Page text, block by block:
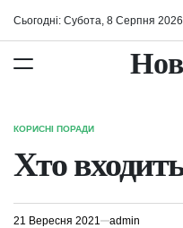
Сьогодні: Субота, 8 Серпня 2026
ОПУБЛІКУВАТИ
КОРИСНІ ПОРАДИ
Хто
21 Вересня 2021 admin